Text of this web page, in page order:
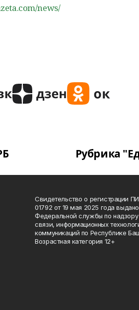
news/
Рубрика
Свидетельство о регистрации
01792 от 19 мая 2025 года
Федеральной службы по
связи, информационных
коммуникаций по Республике
Возрастная категория 12+